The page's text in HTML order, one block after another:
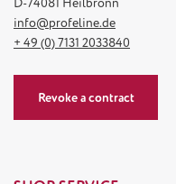
D-74081 Heilbronn
info@profeline.de
+ 49 (0) 7131 2033840
Revoke a contract